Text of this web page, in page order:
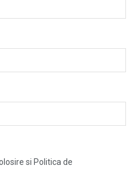
si Politica de